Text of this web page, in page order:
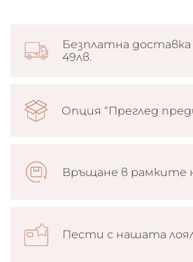
Безплатна доставка
49лв.
Опция “Преглед
Връщане в рамките
Пести с нашата